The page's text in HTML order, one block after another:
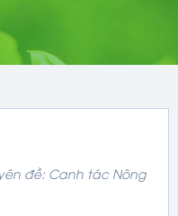
đề: Canh tác Nông